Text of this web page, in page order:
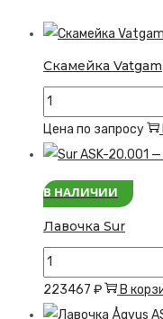
Скамейка Vatgam
Количество
товара
Скамейка
Цена по запросу
В НАЛИЧИИ
Лавочка Sur
Количество
товара
Лавочка
223467 ₽ В